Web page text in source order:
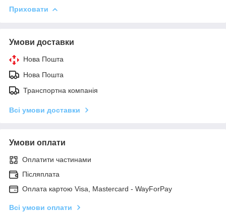
Приховати
Умови доставки
Нова Пошта
Нова Пошта
Транспортна компанія
Всі умови доставки
Умови оплати
Оплатити частинами
Післяплата
Оплата картою Visa, Mastercard - WayForPay
Всі умови оплати